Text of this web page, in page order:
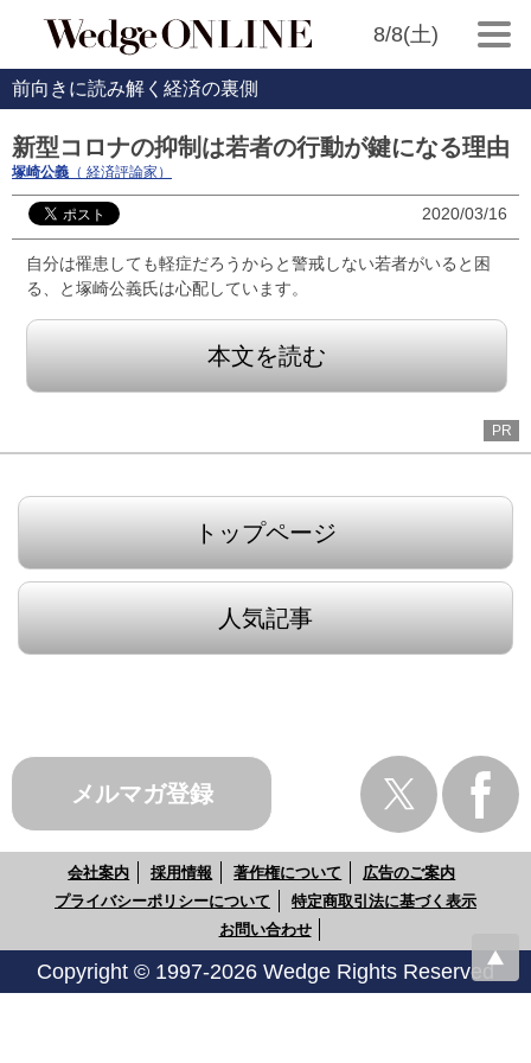
8/8(土)
前向きに読み解く経済の裏側
新型コロナの抑制は若者の行動が鍵になる理由
塚崎公義 （ 経済評論家）
2020/03/16
自分は罹患しても軽症だろうからと警戒しない若者がいると困
る、と塚崎公義氏は心配しています。
本文を読む
PR
トップページ
人気記事
メルマガ登録
会社案内 採用情報 著作権について
広告のご案内
プライバシーポリシーについて
特定商取引法に基づく表示
お問い合わせ
Copyright © 1997-2026 Wedge Rights Reserved